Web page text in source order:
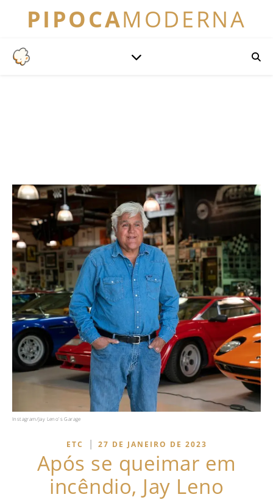
PIPOCAMODERNA
Instagram/Jay Leno's Garage
ETC | 27 DE JANEIRO DE 2023
Após se queimar em
incêndio, Jay Leno